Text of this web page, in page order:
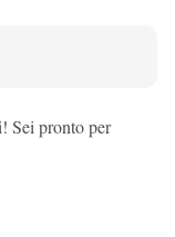
Sei pronto per